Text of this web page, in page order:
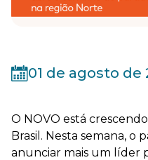
01 de agosto de
O NOVO está
Brasil. Nesta semana, o
anunciar mais um líder